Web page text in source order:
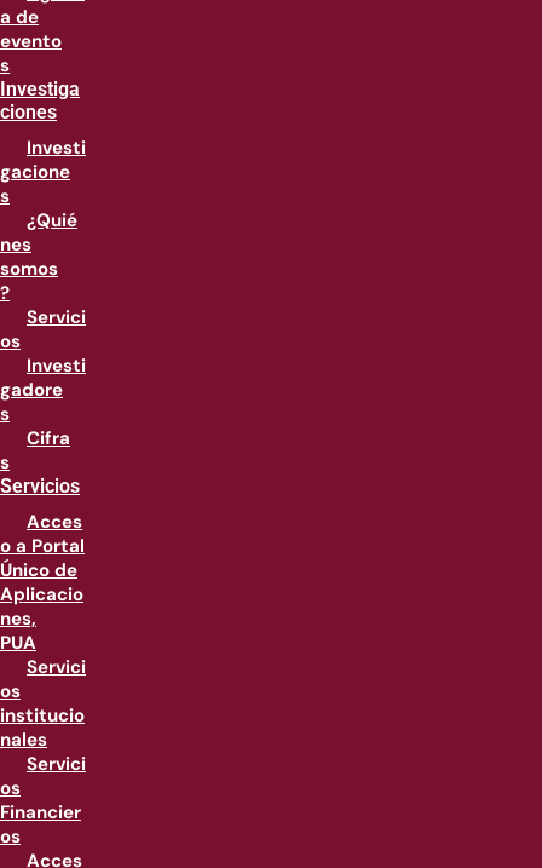
a de
evento
s
Investiga
ciones
Investi
gacione
s
¿Quié
nes
somos
?
Servici
os
Investi
gadore
s
Cifra
s
Servicios
Acces
o a Portal
Único de
Aplicacio
nes,
PUA
Servici
os
institucio
nales
Servici
os
Financier
os
Acces